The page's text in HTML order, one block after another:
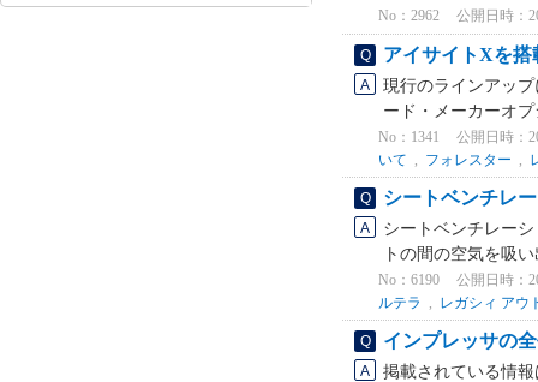
No：2962 公開日時：
アイサイトXを
現行のラインアッ
ード・メーカーオ
No：1341
公開日時：
いて , フォレスター ,
シートベンチレ
シートベンチレー
トの間の空気を吸
No：6190
公開日時：
ルテラ
, レガシィ アウ
インプレッサの
掲載されている情